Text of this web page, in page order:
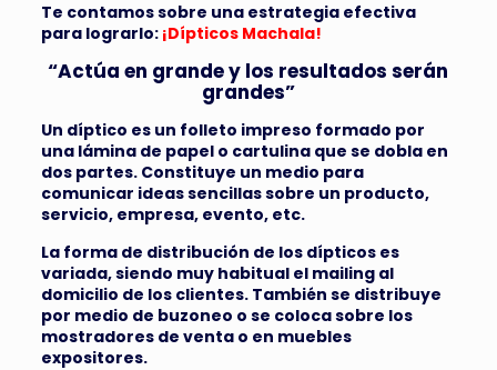
Te contamos sobre una estrategia efectiva
para lograrlo: ¡Dípticos Machala!
“Actúa en grande y los resultados serán
grandes”
Un díptico es un folleto impreso formado por
una lámina de papel o cartulina que se dobla en
dos partes. Constituye un medio para
comunicar ideas sencillas sobre un producto,
servicio, empresa, evento, etc.
La forma de distribución de los dípticos es
variada, siendo muy habitual el mailing al
domicilio de los clientes. También se distribuye
por medio de buzoneo o se coloca sobre los
mostradores de venta o en muebles
expositores.